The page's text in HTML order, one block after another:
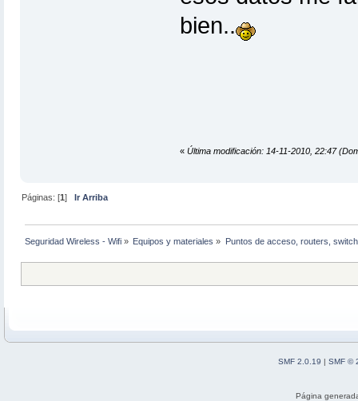
bien..
« Última modificación: 14-11-2010, 22:47
Páginas: [1]Ir Arriba
Seguridad Wireless - Wifi » Equipos y materiales » Puntos de acceso, routers,
SMF 2.0.19 | SMF ©
Página